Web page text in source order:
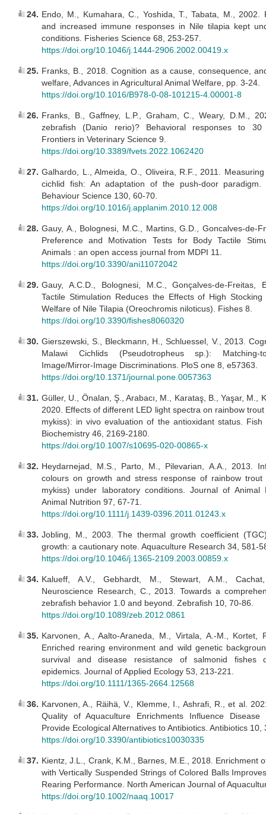
24. Endo, M., Kumahara, C., Yoshida, T., Tabata, M., 2002.
and increased immune responses in Nile tilapia kept
conditions. Fisheries Science 68, 253-257.
https://doi.org/10.1046/j.1444-2906.2002.00419.x
25. Franks, B., 2018. Cognition as a cause, consequence,
welfare, Advances in Agricultural Animal Welfare, pp. 3-24.
https://doi.org/10.1016/B978-0-08-101215-4.00001-8
26. Franks, B., Gaffney, L.P., Graham, C., Weary, D.M.,
zebrafish (Danio rerio)? Behavioral responses to 30
Frontiers in Veterinary Science 9.
https://doi.org/10.3389/fvets.2022.1062420
27. Galhardo, L., Almeida, O., Oliveira, R.F., 2011.
cichlid fish: An adaptation of the push-door paradigm.
Behaviour Science 130, 60-70.
https://doi.org/10.1016/j.applanim.2010.12.008
28. Gauy, A., Bolognesi, M.C., Martins, G.D., Goncalves-de-
Preference and Motivation Tests for Body Tactile
Animals : an open access journal from MDPI 11.
https://doi.org/10.3390/ani11072042
29. Gauy, A.C.D., Bolognesi, M.C., Gonçalves-de-Freitas,
Tactile Stimulation Reduces the Effects of High
Welfare of Nile Tilapia (Oreochromis niloticus). Fishes 8.
https://doi.org/10.3390/fishes8060320
30. Gierszewski, S., Bleckmann, H., Schluessel, V., 2013.
Malawi Cichlids (Pseudotropheus sp.): Matching-
Image/Mirror-Image Discriminations. PloS one 8, e57363.
https://doi.org/10.1371/journal.pone.0057363
31. Güller, U., Önalan, Ş., Arabacı, M., Karataş, B., Yaşar, M.,
2020. Effects of different LED light spectra on rainbow
mykiss): in vivo evaluation of the antioxidant status. Fish
Biochemistry 46, 2169-2180.
https://doi.org/10.1007/s10695-020-00865-x
32. Heydarnejad, M.S., Parto, M., Pilevarian, A.A., 2013.
colours on growth and stress response of rainbow trout
mykiss) under laboratory conditions. Journal of Animal
Animal Nutrition 97, 67-71.
https://doi.org/10.1111/j.1439-0396.2011.01243.x
33. Jobling, M., 2003. The thermal growth coefficient
growth: a cautionary note. Aquaculture Research 34, 581-
https://doi.org/10.1046/j.1365-2109.2003.00859.x
34. Kalueff, A.V., Gebhardt, M., Stewart, A.M.,
Neuroscience Research, C., 2013. Towards a
zebrafish behavior 1.0 and beyond. Zebrafish 10, 70-86.
https://doi.org/10.1089/zeb.2012.0861
35. Karvonen, A., Aalto-Araneda, M., Virtala, A.-M., Kortet,
Enriched rearing environment and wild genetic
survival and disease resistance of salmonid fishes
epidemics. Journal of Applied Ecology 53, 213-221.
https://doi.org/10.1111/1365-2664.12568
36. Karvonen, A., Räihä, V., Klemme, I., Ashrafi, R., et al.
Quality of Aquaculture Enrichments Influence Disease
Provide Ecological Alternatives to Antibiotics. Antibiotics 10,
https://doi.org/10.3390/antibiotics10030335
37. Kientz, J.L., Crank, K.M., Barnes, M.E., 2018. Enrichment
with Vertically Suspended Strings of Colored Balls
Rearing Performance. North American Journal of
https://doi.org/10.1002/naaq.10017